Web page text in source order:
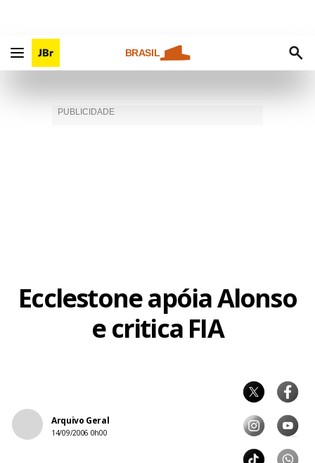
BRASIL
Ecclestone apóia Alonso
e critica FIA
Arquivo Geral
14/09/2006 0h00